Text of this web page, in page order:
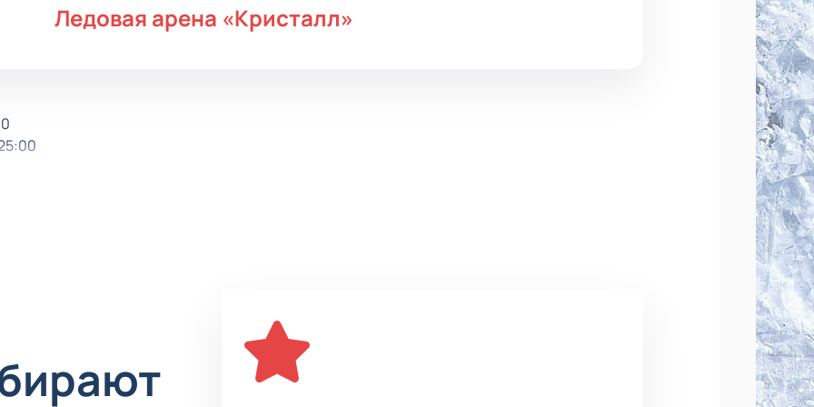
Ледовая арена «Кристалл»
состоится финал Гран-при России по фигурному катанию в «Сибирь Арене».
чемпионата страны, проходит оно в те же сроки, что и международные этапы.
не только призовыми деньгами, которые получают победители. В прошлом году за золото